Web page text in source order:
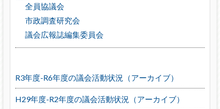
全員協議会
市政調査研究会
議会広報誌編集委員会
R3年度-R6年度の議会活動状況（アーカイブ）
H29年度-R2年度の議会活動状況（アーカイブ）